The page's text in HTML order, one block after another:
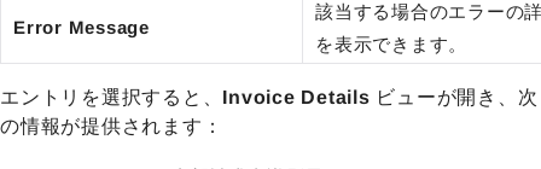
Error Message
該当する場合のエラーの
を表示できます。
エントリを選択すると、 Invoice Details ビューが開き、次
の情報が提供されます：